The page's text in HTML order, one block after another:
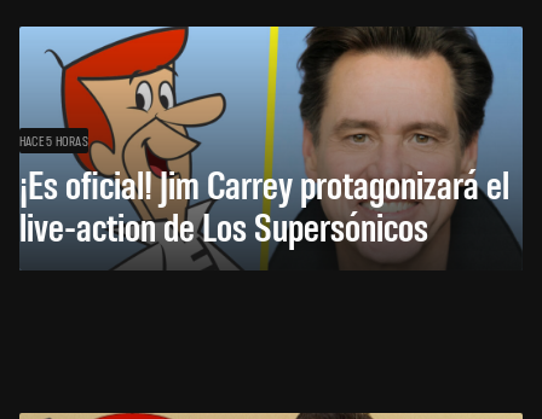
HACE 5 HORAS
¡Es oficial! Jim Carrey protagonizará el
live-action de Los Supersónicos